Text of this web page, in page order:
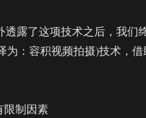
透露了这项技术之后，我们
为：容积视频拍摄)技术，
限制因素